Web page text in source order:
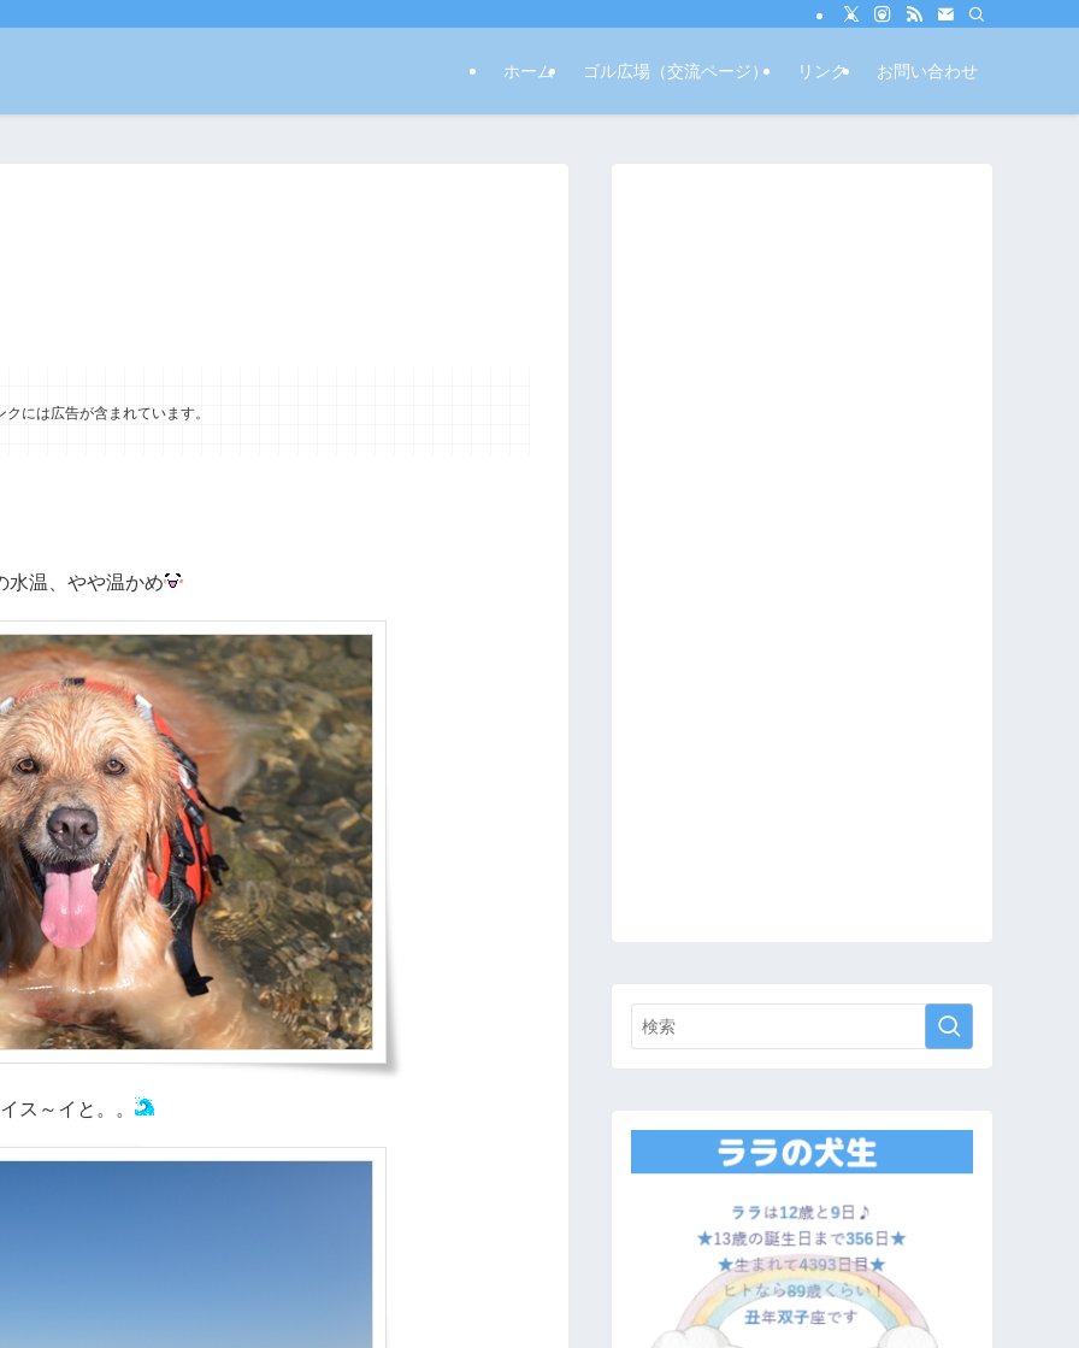
ホーム ゴル広場（交流ページ） リンク お問い合わせ
には広告が含まれています。
水温、やや温かめ
ス～イと。。